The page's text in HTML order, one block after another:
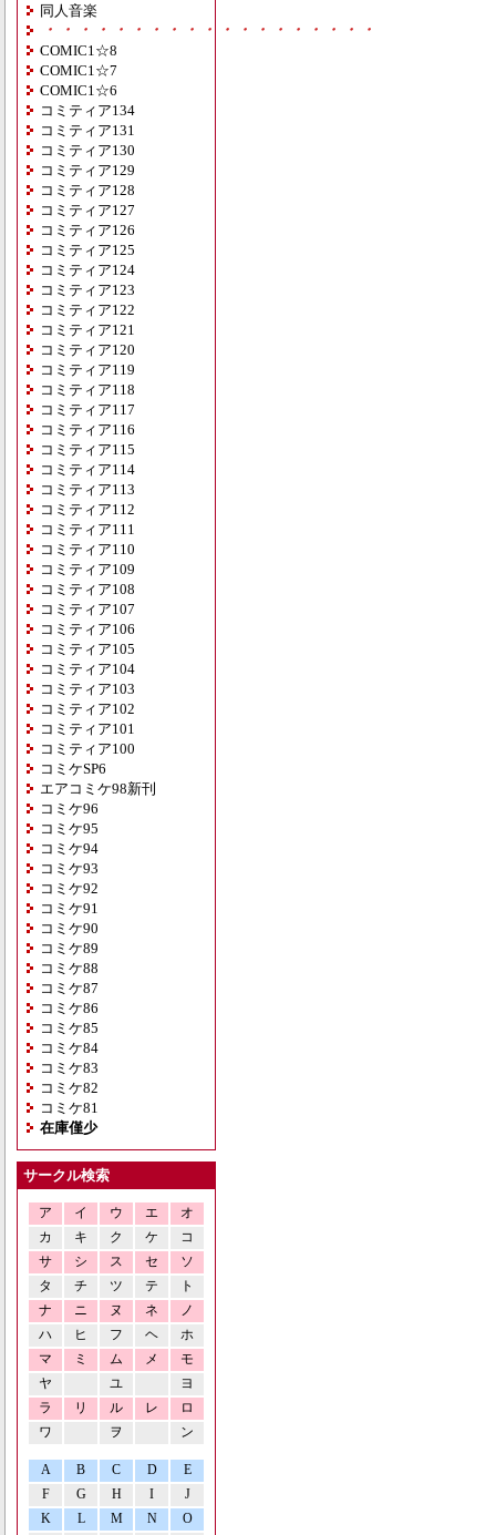
同人音楽
・・・・・・・・・・・・・・・・・・・
COMIC1☆8
COMIC1☆7
COMIC1☆6
コミティア134
コミティア131
コミティア130
コミティア129
コミティア128
コミティア127
コミティア126
コミティア125
コミティア124
コミティア123
コミティア122
コミティア121
コミティア120
コミティア119
コミティア118
コミティア117
コミティア116
コミティア115
コミティア114
コミティア113
コミティア112
コミティア111
コミティア110
コミティア109
コミティア108
コミティア107
コミティア106
コミティア105
コミティア104
コミティア103
コミティア102
コミティア101
コミティア100
コミケSP6
エアコミケ98新刊
コミケ96
コミケ95
コミケ94
コミケ93
コミケ92
コミケ91
コミケ90
コミケ89
コミケ88
コミケ87
コミケ86
コミケ85
コミケ84
コミケ83
コミケ82
コミケ81
在庫僅少
サークル検索
ア イ ウ エ
オ
カ
キ ク ケ
コ
サ
シ ス セ
ソ
タ
チ ツ テ
ト
ナ
ニ ヌ ネ
ノ
ハ
ヒ フ ヘ
ホ
マ
ミ ム メ
モ
ヤ
ユ
ヨ
ラ
リ ル レ
ロ
ワ
ヲ ン
A B C D
E
F
G H I
J
K
L M N O